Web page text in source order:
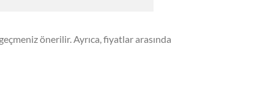
önerilir. Ayrıca, fiyatlar arasında